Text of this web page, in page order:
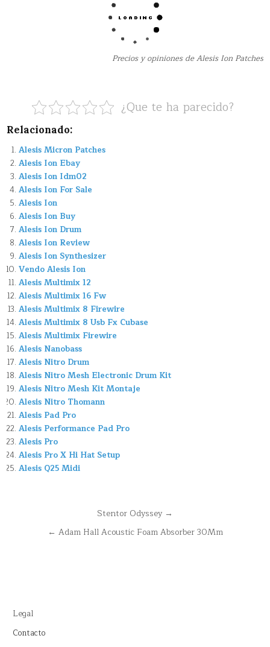
Precios y opiniones de Alesis Ion Patches
¿Que te ha parecido?
Relacionado:
Alesis Micron Patches
Alesis Ion Ebay
Alesis Ion Idm02
Alesis Ion For Sale
Alesis Ion
Alesis Ion Buy
Alesis Ion Drum
Alesis Ion Review
Alesis Ion Synthesizer
Vendo Alesis Ion
Alesis Multimix 12
Alesis Multimix 16 Fw
Alesis Multimix 8 Firewire
Alesis Multimix 8 Usb Fx Cubase
Alesis Multimix Firewire
Alesis Nanobass
Alesis Nitro Drum
Alesis Nitro Mesh Electronic Drum Kit
Alesis Nitro Mesh Kit Montaje
Alesis Nitro Thomann
Alesis Pad Pro
Alesis Performance Pad Pro
Alesis Pro
Alesis Pro X Hi Hat Setup
Alesis Q25 Midi
NavegaciónStentor Odyssey →
← Adam Hall Acoustic Foam Absorber 30Mm
Legal
Contacto